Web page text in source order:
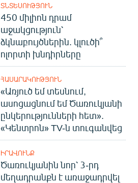
ՏՆՏԵՍՈՒԹՅՈՒՆ
450 միլիոն դրամ
աջակցություն՝
ձկնաբույծներին. կլուծի՞
ոլորտի խնդիրները
ՀԱՍԱՐԱԿՈՒԹՅՈՒՆ
«Առյուծ եմ տեսնում,
ասոցացնում եմ Ծառուկյանի
ընկերությունների հետ».
«Կենտրոն» TV-ն տուգանվեց
ԻՐԱՎՈՒՆՔ
Ծառուկյանին նոր՝ 3-րդ
մեղադրանքն է առաջադրվել